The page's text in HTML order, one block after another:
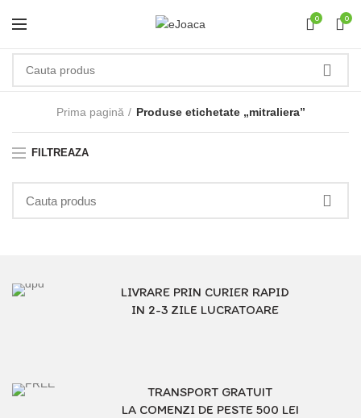
0 0
Prima pagină Produse etichetate „mitraliera”
FILTREAZA
LIVRARE PRIN CURIER RAPID
IN 2-3 ZILE LUCRATOARE
TRANSPORT GRATUIT
LA COMENZI DE PESTE 500 LEI